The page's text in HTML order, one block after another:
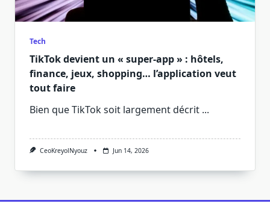
Tech
TikTok devient un « super-app » : hôtels,
finance, jeux, shopping… l’application veut
tout faire
Bien que TikTok soit largement décrit ...
CeoKreyolNyouz Jun 14, 2026